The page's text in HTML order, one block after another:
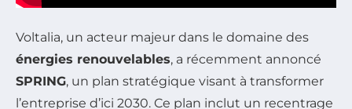
Voltalia, un acteur majeur dans le domaine des
énergies renouvelables, a récemment annoncé
SPRING, un plan stratégique visant à transformer
l’entreprise d’ici 2030. Ce plan inclut un recentrage